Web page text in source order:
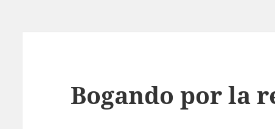
Bogando por la